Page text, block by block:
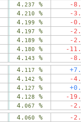
4. 237 % -8 .
4. 210 % -3 .
4. 199 % -0 .
4. 197 % -2 .
4. 189 % -2 .
4. 180 % -11 .
4. 143 % -8 .
4. 117 % +7 .
4. 142 % -4 .
4. 127 % +0 .
4. 128 % -19 .
4. 067 % -2 .
4. 060 % -2 .